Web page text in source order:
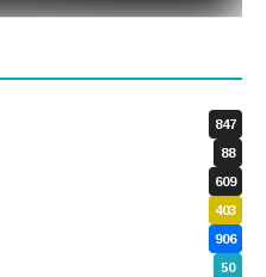
847
88
609
403
906
50